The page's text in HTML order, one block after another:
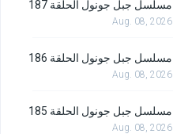
مسلسل جبل جونول الحلقة 187
Aug. 08, 2026
مسلسل جبل جونول الحلقة 186
Aug. 08, 2026
مسلسل جبل جونول الحلقة 185
Aug. 08, 2026